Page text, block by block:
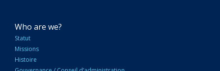
NAVIGATION
PRINCIPALE
Who are we?
Statut
Missions
Histoire